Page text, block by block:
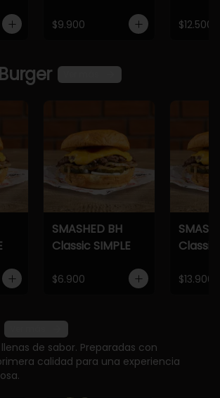
$9.900 $12.500
SMASHED BH
Classic SIMPLE
$6.900
Classic
$13.900
de sabor. Preparadas con
calidad para una experiencia